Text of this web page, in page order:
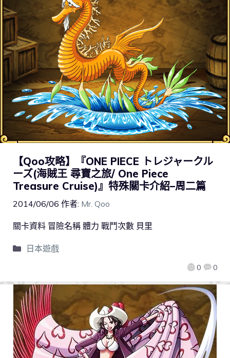
【Qoo攻略】『ONE PIECE トレジャークル
ーズ(海賊王 尋寶之旅/ One Piece
Treasure Cruise)』特殊關卡介紹–周二篇
2014/06/06 作者: Mr. Qoo
0 0
關卡資料 冒險名稱 體力 戰鬥次數 貝里
日本遊戲